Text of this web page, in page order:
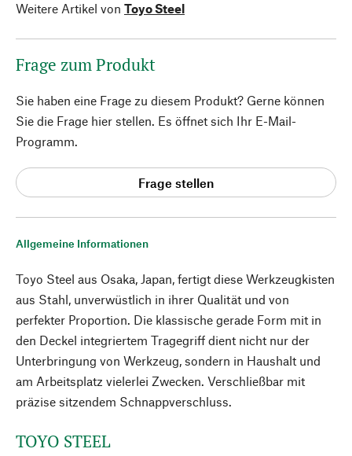
Allgemeine Informationen
Toyo Steel aus Osaka, Japan, fertigt diese Werkzeugkisten
aus Stahl, unverwüstlich in ihrer Qualität und von
perfekter Proportion. Die klassische gerade Form mit in
den Deckel integriertem Tragegriff dient nicht nur der
Unterbringung von Werkzeug, sondern in Haushalt und
am Arbeitsplatz vielerlei Zwecken. Verschließbar mit
präzise sitzendem Schnappverschluss.
TOYO STEEL
Weitere Artikel von Toyo Steel
Frage zum Produkt
Sie haben eine Frage zu diesem Produkt? Gerne können
Sie die Frage hier stellen. Es öffnet sich Ihr E-Mail-
Programm.
Frage stellen